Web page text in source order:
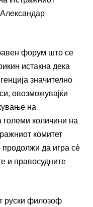
форум што се
истакна дека
значително
овозможувајќи
на
количини на
комитет
продолжи да игра сè
и правосудните
руски филозоф